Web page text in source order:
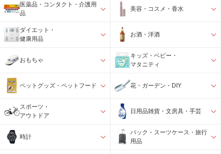
医薬品・コンタクト・介護用
品
美容・コスメ・香水
ダイエット・
健康用品
お酒・洋酒
おもちゃ
キッズ・ベビー・
マタニティ
ペットグッズ・ペットフード 花・ガーデン・DIY
スポーツ・
アウトドア
日用品雑貨・文房具・手芸
時計
バック・スーツケース・旅行
用品